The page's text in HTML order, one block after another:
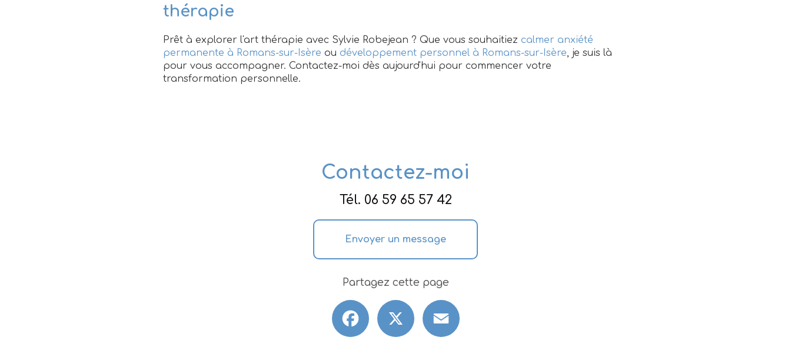
thérapie
Prêt à explorer l'art thérapie avec Sylvie Robejean ? Que vous souhaitiez calmer anxiété
permanente à Romans-sur-Isère ou développement personnel à Romans-sur-Isère, je suis là
pour vous accompagner. Contactez-moi dès aujourd'hui pour commencer votre
transformation personnelle.
Contactez-moi
Tél. 06 59 65 57 42
Envoyer un message
Partagez cette page
Facebook